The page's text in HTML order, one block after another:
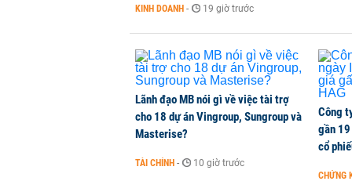
KINH DOANH - 1 phút trước
KINH DOANH - 19 giờ trước
Lãnh đạo MB nói gì về việc tài trợ
cho 18 dự án Vingroup, Sungroup và
Masterise?
TÀI CHÍNH - 10 giờ trước
Công
gần
cổ
CHỨNG